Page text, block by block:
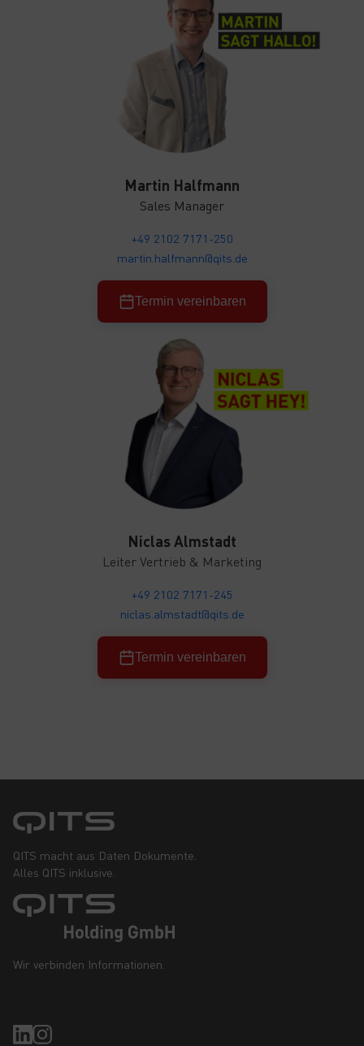
Niclas Almstadt
Leiter Vertrieb & Marketing
+49 2102 7171-245
niclas.almstadt@qits.de
Termin vereinbaren
Martin Halfmann
Sales Manager
+49 2102 7171-250
martin.halfmann@qits.de
Termin vereinbaren
Wir verbinden Informationen.
QITS macht aus Daten Dokumente.
Alles QITS inklusive.